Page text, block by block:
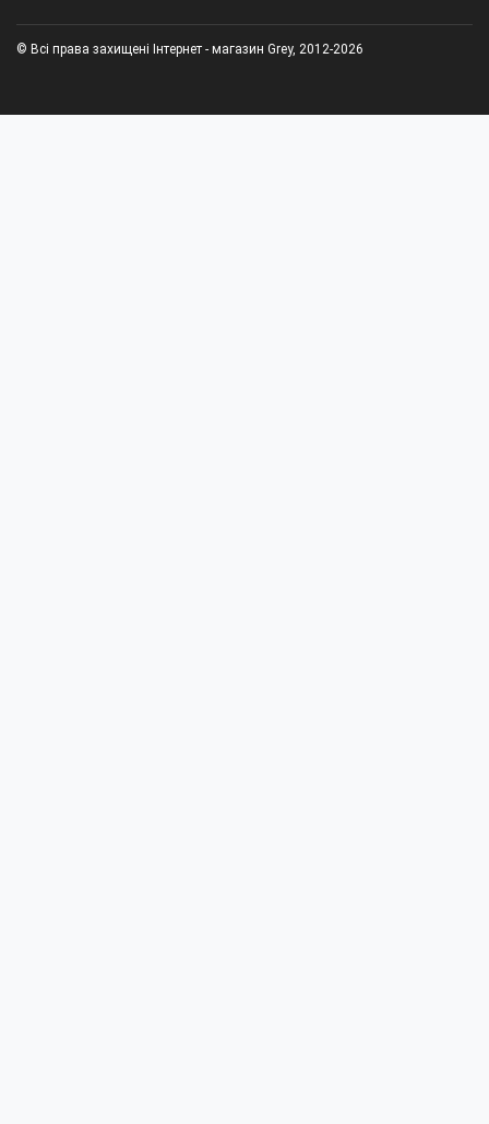
© Всі права захищені Інтернет - магазин Grey, 2012-2026